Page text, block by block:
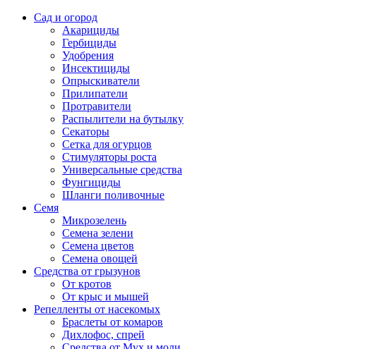
Сад и огород
Акарициды
Гербициды
Удобрения
Инсектициды
Опрыскиватели
Прилипатели
Протравители
Распылители на бутылку
Секаторы
Сетка для огурцов
Стимуляторы роста
Универсальные средства
Фунгициды
Шланги поливочные
Семя
Микрозелень
Семена зелени
Семена цветов
Семена овощей
Средства от грызунов
От кротов
От крыс и мышей
Репелленты от насекомых
Браслеты от комаров
Дихлофос, спрей